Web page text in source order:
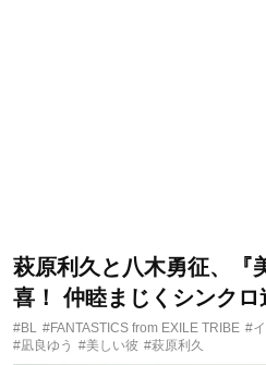
萩原利久と八木勇征、『
喜！ 仲睦まじくシンクロ
#BL #FANTASTICS from EXILE TRIBE #
#凪良ゆう #美しい彼 #萩原利久